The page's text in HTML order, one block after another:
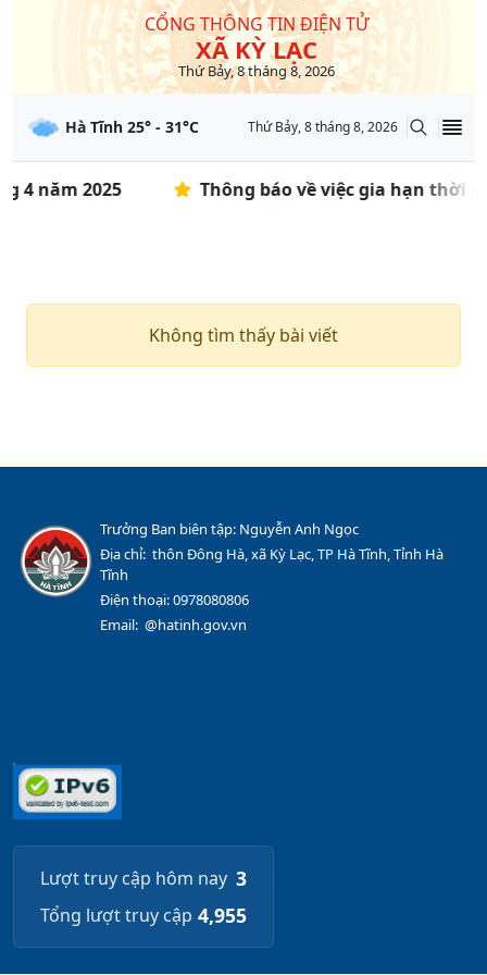
CỔNG THÔNG TIN ĐIỆN TỬ
XÃ KỲ LẠC
Thứ Bảy, 8 tháng 8, 2026
Hà Tĩnh 25° - 31°C Thứ Bảy, 8 tháng 8, 2026
4 năm 2025 Thông báo về việc gia hạn thời
Không tìm thấy bài viết
Trưởng Ban biên tập: Nguyễn Anh Ngọc
Địa chỉ: thôn Đông Hà, xã Kỳ Lạc, TP Hà Tĩnh, Tỉnh Hà
Tĩnh
Điện thoại: 0978080806
Email: @hatinh.gov.vn
Lượt truy cập hôm nay 3
Tổng lượt truy cập 4,955